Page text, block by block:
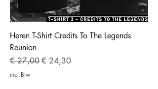
Heren T-Shirt Credits To The Legends
Reunion
Normale prijs
€ 27,00Verkoopprijs
€ 24,30
incl.Btw